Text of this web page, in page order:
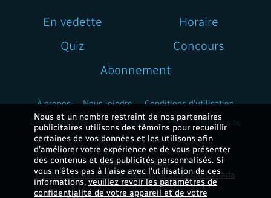
Nous et un nombre restreint de nos partenaires
publicitaires utilisons des témoins pour recueillir
certaines de vos données et les utilisons afin
d’améliorer votre expérience et de vous présenter
des contenus et des publicités personnalisés. Si
vous n'êtes pas à l'aise avec l'utilisation de ces
informations,veuillez revoir les paramètres de
confidentialité de votre appareil et de votre
En vedette
Horaire
Quiz
Concours
Abonnement
À propos Nous joindre
Conditions d'utilisation
Choix publicitaires
Nétiquette FAQ Plan du site
Problème technique ?
Consultez l'assistance technique de Radio-Canada